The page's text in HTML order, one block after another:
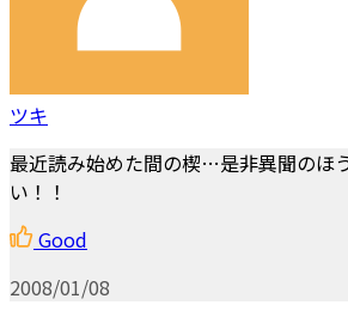
ツキ
最近読み始めた間の楔…是非異聞のほ
い！！
Good
2008/01/08